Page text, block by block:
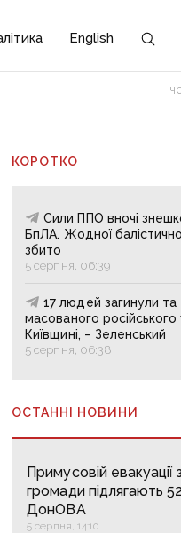
English
КОРОТКО
Сили ППО вночі
БпЛА. Жодної
збито
5 серпня, 06:39
17 людей загинули
масованого
Київщині, – Зеленський
5 серпня, 06:38
ОСТАННІ НОВИНИ
Примусовій
громади підлягають
ДонОВА
5 серпня, 14:10